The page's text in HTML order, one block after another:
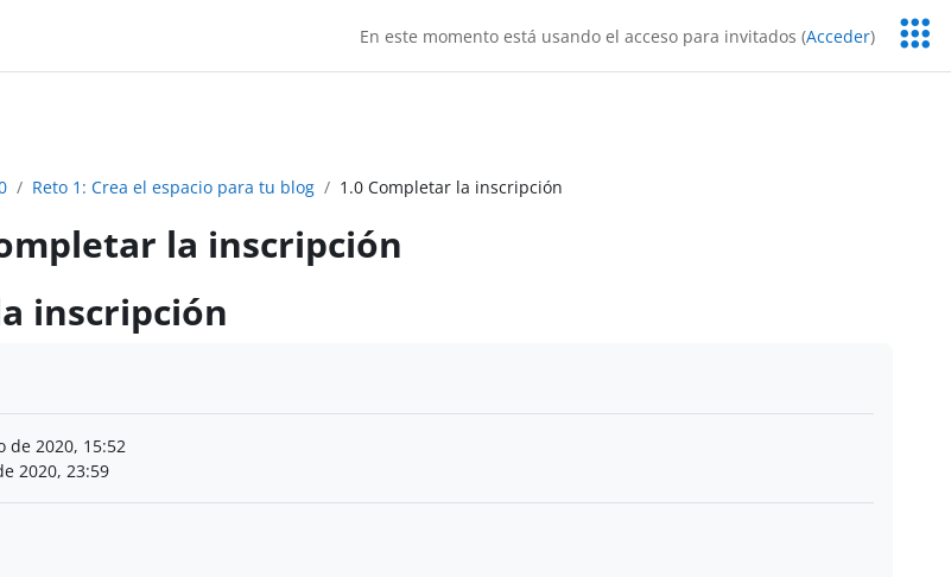
En este momento está usando el acceso para invitados (Acceder)
Reto 1: Crea el espacio para tu blog 1.0 Completar la inscripción
la inscripción
inscripción
de 2020, 15:52
2020, 23:59